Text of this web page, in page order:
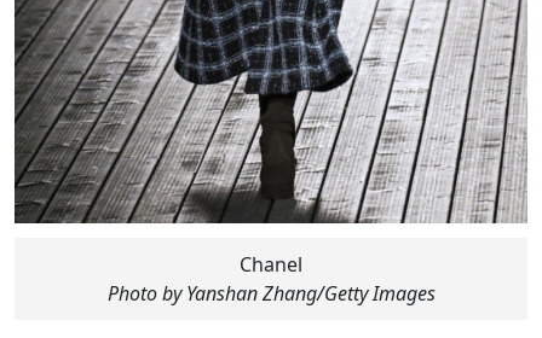
Chanel
Photo by Yanshan Zhang/Getty Images